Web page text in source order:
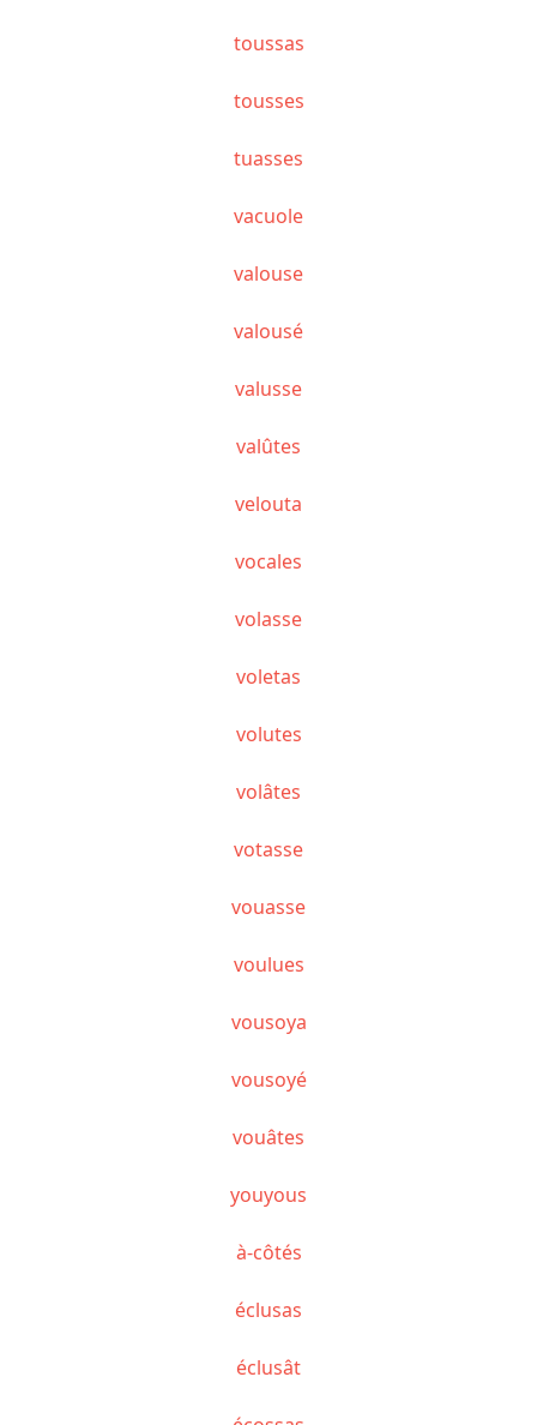
toussas
tousses
tuasses
vacuole
valouse
valousé
valusse
valûtes
velouta
vocales
volasse
voletas
volutes
volâtes
votasse
vouasse
voulues
vousoya
vousoyé
vouâtes
youyous
à-côtés
éclusas
éclusât